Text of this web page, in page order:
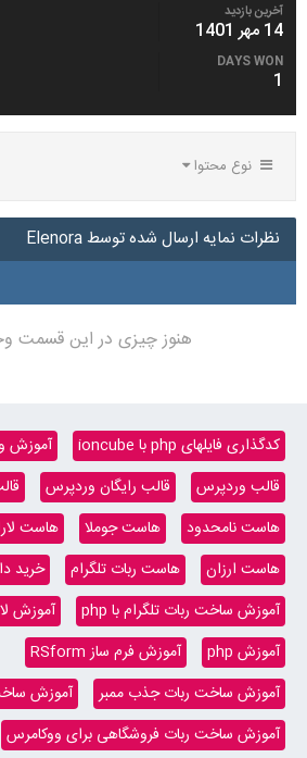
آخرین بازدید
14 مهر 1401
DAYS WON
1
نوع محتوا
نظرات نمایه ارسال شده توسط Elenora
هنوز چیزی در این قسمت
کدگذاری فایلهای php با ioncube آموزش
قالب وردپرس
قالب رایگان وردپرس
هاست نامحدود
هاست جوملا هاست
هاست ارزان
هاست ربات تلگرام
خرید
آموزش ساخت ربات تلگرام با php
آموزش
آموزش php
آموزش فرم ساز RSform
آموزش ساخت ربات جذب ممبر
آموزش
آموزش ساخت ربات فروشگاهی برای ووکامرس